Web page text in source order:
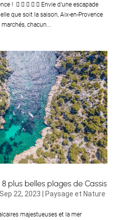
!      Envie d’une escapade
que soit la saison, Aix-en-Provence
chacun...
plus belles plages de Cassis
Sep 22, 2023 Paysage et Nature
majestueuses et la mer